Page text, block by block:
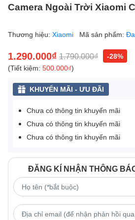
Camera Ngoài Trời Xiaomi
Thương hiệu: Xiaomi Mã sản phẩm:
1.290.000₫ 1.790.000₫
-28%
(Tiết kiệm: 500.000₫)
KHUYẾN MÃI - ƯU ĐÃI
Chưa có thông tin khuyến mãi
Chưa có thông tin khuyến mãi
Chưa có thông tin khuyến mãi
ĐĂNG KÍ NHẬN THÔNG